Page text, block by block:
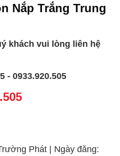
Nắp Trắng Trung
khách vui lòng liên hệ
- 0933.920.505
Phát | Ngày đăng: